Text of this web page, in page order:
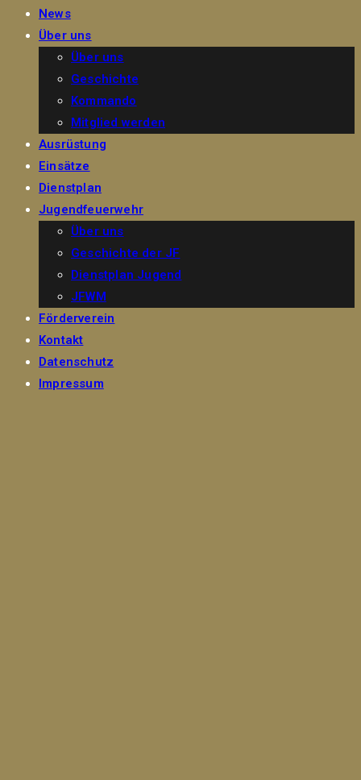
News
Über uns
Über uns
Geschichte
Kommando
Mitglied werden
Ausrüstung
Einsätze
Dienstplan
Jugendfeuerwehr
Über uns
Geschichte der JF
Dienstplan Jugend
JFWM
Förderverein
Kontakt
Datenschutz
Impressum